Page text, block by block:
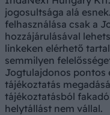
jogosultsága alá
felhasználása csak a
hozzájárulásával
linkeken elérhető
semmilyen
Jogtulajdonos pontos
tájékoztatás
tájékoztatásból
helytállást nem vállal.